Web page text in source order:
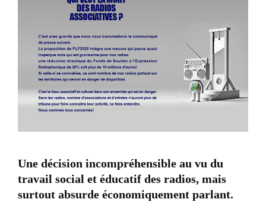
Une décision incompréhensible au vu du
travail social et éducatif des radios, mais
surtout absurde économiquement parlant.